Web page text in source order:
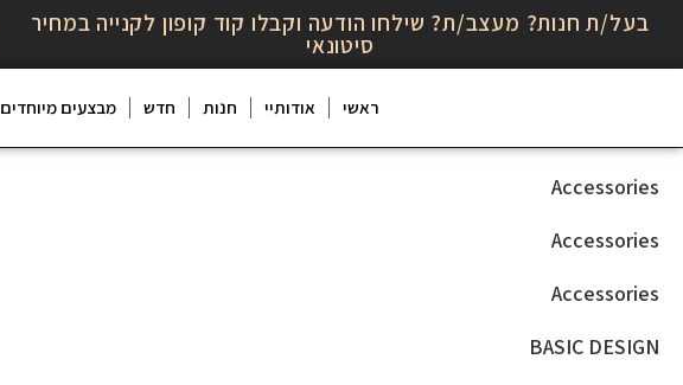
בעל/ת חנות? מעצב/ת? שילחו הודעה וקבלו קוד קופון לקנייה במחיר
סיטונאי
ראשי אודותיי חנות חדש מבצעים מיוחדים
Accessories
Accessories
Accessories
BASIC DESIGN